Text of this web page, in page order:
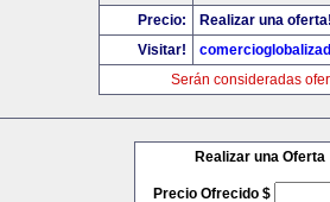
Precio:
Realizar una
Visitar!
Serán consideradas
Realizar una Oferta
Precio Ofrecido $